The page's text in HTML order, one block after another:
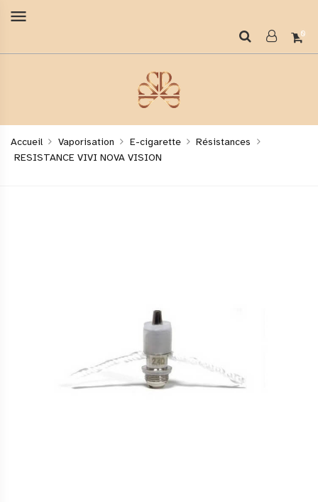
menu
0
Accueil Vaporisation E-cigarette
Résistances
RESISTANCE VIVI NOVA VISION